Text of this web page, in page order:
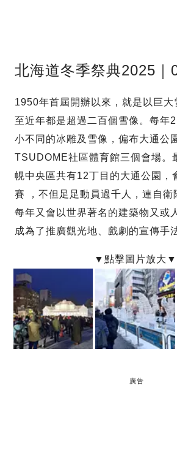
北海道冬季祭典2025｜
1950年首屆開辦以來，就是以巨大
至近年都是超過二百個雪像。每年
小不同的冰雕及雪像，偏布大通公
TSUDOME社區體育館三個會場。
幌中央區共有12丁目的大通公園，
賽 ，不但足足動員過千人，連自衛
每年又會以世界著名的建築物又或
成為了推廣觀光地、戲劇的宣傳手
廣告